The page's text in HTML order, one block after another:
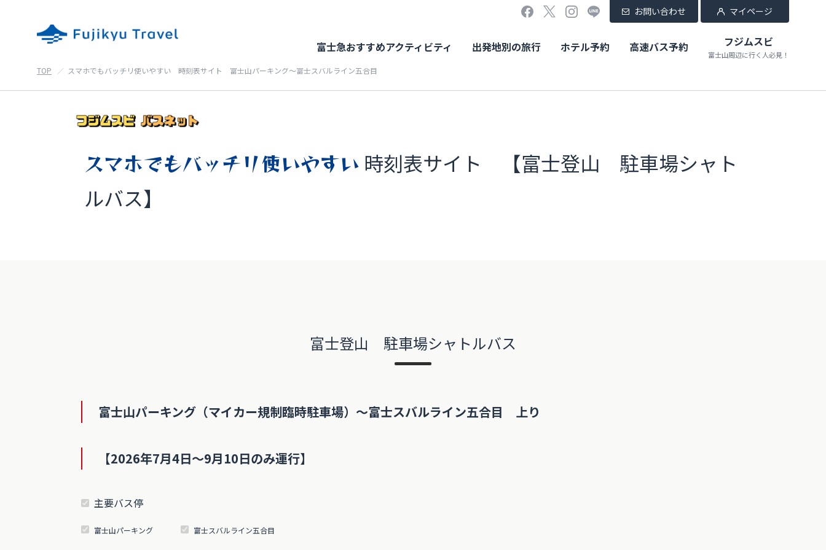
お問い合わせ マイページ
富士急おすすめアクティビティ 出発地別の旅行 ホテル予約 高速バス予約 フジムスビ
富士山周辺に行く人必見！
TOP スマホでもバッチリ使いやすい 時刻表サイト 富士山パーキング～富士スバルライン五合目
スマホでもバッチリ使いやすい 時刻表サイト 【富士登山 駐車場シャト
ルバス】
富士登山 駐車場シャトルバス
富士山パーキング（マイカー規制臨時駐車場）～富士スバルライン五合目 上り
【2026年7月4日～9月10日のみ運行】
主要バス停
富士山パーキング 富士スバルライン五合目